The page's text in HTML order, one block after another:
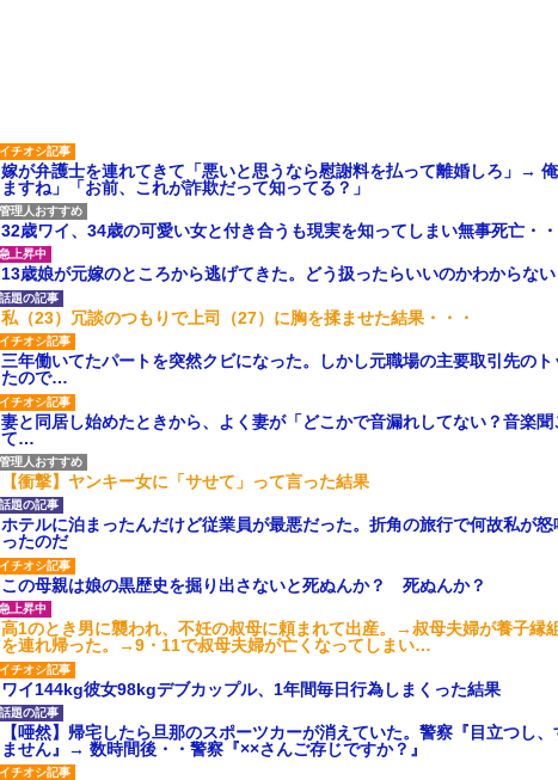
嫁が弁護士を連れてきて「悪いと思うなら慰謝料を払って離婚しろ」→
ますね」「お前、これが詐欺だって知ってる？」
32歳ワイ、34歳の可愛い女と付き合うも現実を知ってしまい無事死亡・・
13歳娘が元嫁のところから逃げてきた。どう扱ったらいいのかわからない
私（23）冗談のつもりで上司（27）に胸を揉ませた結果・・・
三年働いてたパートを突然クビになった。しかし元職場の主要取引先の
たので…
妻と同居し始めたときから、よく妻が「どこかで音漏れしてない？音楽
て…
【衝撃】ヤンキー女に「サせて」って言った結果
ホテルに泊まったんだけど従業員が最悪だった。折角の旅行で何故私が
ったのだ
この母親は娘の黒歴史を掘り出さないと死ぬんか？ 死ぬんか？
高1のとき男に襲われ、不妊の叔母に頼まれて出産。→叔母夫婦が養子縁
を連れ帰った。→9・11で叔母夫婦が亡くなってしまい…
ワイ144kg彼女98kgデブカップル、1年間毎日行為しまくった結果
【唖然】帰宅したら旦那のスポーツカーが消えていた。警察『目立つし
ません』→ 数時間後・・警察『××さんご存じですか？』